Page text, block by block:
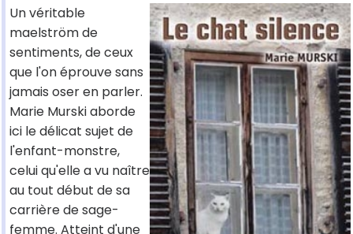
Un véritable
maelström de
sentiments, de ceux
que l'on éprouve sans
jamais oser en parler.
Marie Murski aborde
ici le délicat sujet de
l'enfant-monstre,
celui qu'elle a vu naître
au tout début de sa
carrière de sage-
femme. Atteint d'une